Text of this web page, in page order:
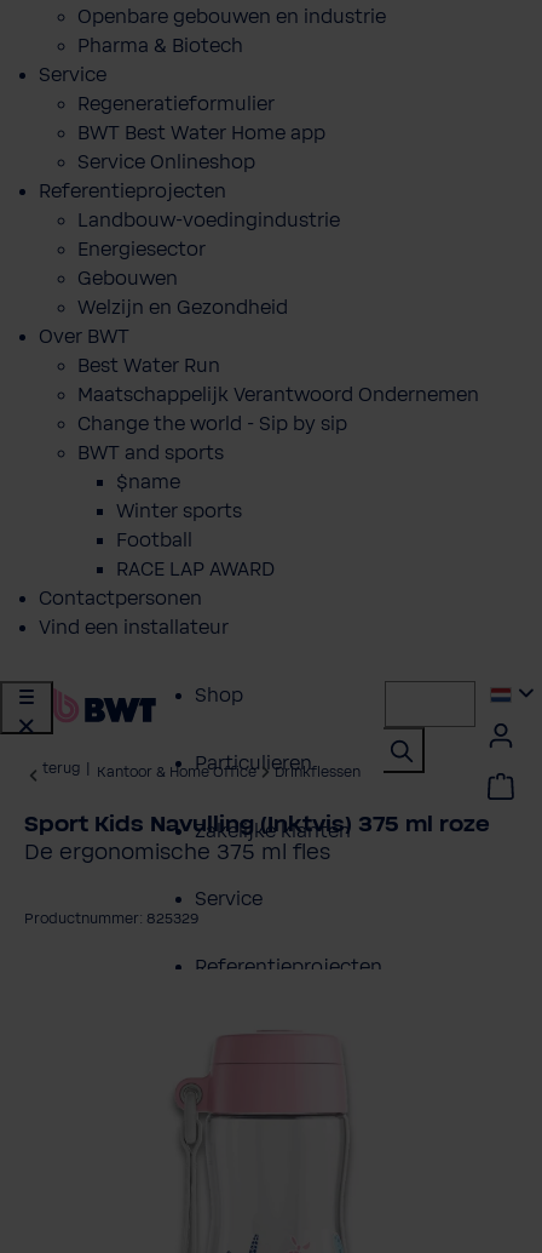
Openbare gebouwen en industrie
Pharma & Biotech
Service
Regeneratieformulier
BWT Best Water Home app
Service Onlineshop
Referentieprojecten
Landbouw-voedingindustrie
Energiesector
Gebouwen
Welzijn en Gezondheid
Over BWT
Best Water Run
Maatschappelijk Verantwoord Ondernemen
Change the world - Sip by sip
BWT and sports
$name
Winter sports
Football
RACE LAP AWARD
Contactpersonen
Vind een installateur
Shop
Particulieren
Zakelijke klanten
Service
Referentieprojecten
Over BWT
Contactpersonen
terug Kantoor & Home Office Drinkflessen
Sport Kids Navulling (Inktvis) 375 ml roze
De ergonomische 375 ml fles
Productnummer: 825329